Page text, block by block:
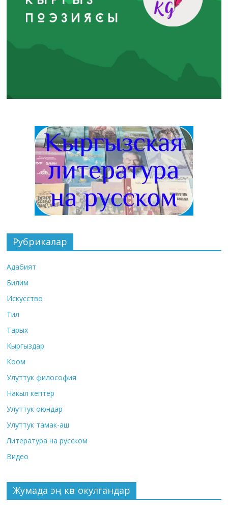
Рубрикалар
Адабият
Билим
Искусство
Тил
Тарых
Кыргыздар
Коом
Улуттук философия
Накыл кептер
Улуттук оюндар
Улуттук тамак-аш
Литература на русском
Видео
Жумада эң көп окулгандар